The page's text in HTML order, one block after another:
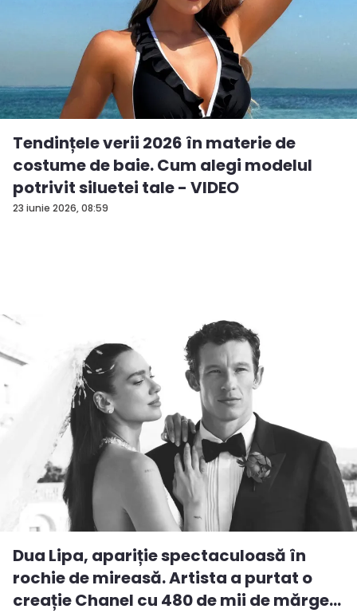
23 iunie 2026, 08:59
Tendințele verii 2026 în materie de
costume de baie. Cum alegi modelul
potrivit siluetei tale - VIDEO
Dua Lipa, apariție spectaculoasă în
rochie de mireasă. Artista a purtat o
creație Chanel cu 480 de mii de mărgele